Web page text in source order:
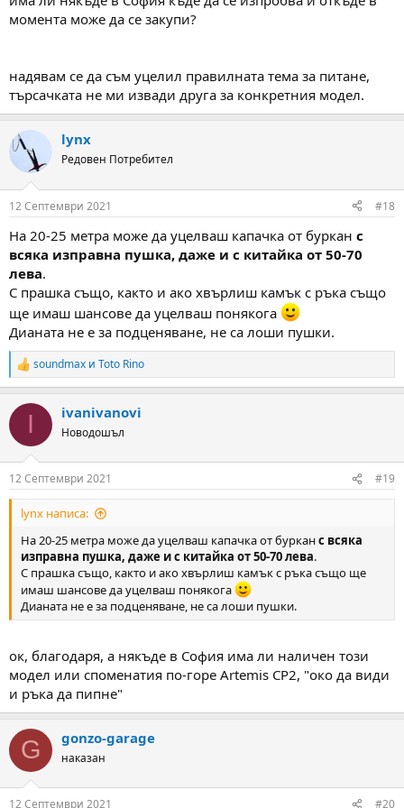
На пищов,... ами не е Щаер. За кеф става. Става и да каже кога
кафето или бирите са повечко...
Мисля, че и с 5,5 чашки ще работи.
В 4,5 заглушава добре. Само механично шракане се чува и
...чашката в мишената.
Това от мен.
Поздрави на всички
момента може да се закупи?
надявам се да съм уцелил правилната тема за питане,
търсачката не ми извади друга за конкретния модел.
lynx
Редовен Потребител
12 Септември 2021 #18
На 20-25 метра може да уцелваш капачка от буркан с
всяка изправна пушка, даже и с китайка от 50-70
лева.
С прашка също, както и ако хвърлиш камък с ръка също
ще имаш шансове да уцелваш понякога
Дианата не е за подценяване, не са лоши пушки.
R
e
c
i
s
:
soundmax и Toto Rino
I ivanivanovi
Новодошъл
12 Септември 2021 #19
lynx написа:
На 20-25 метра може да уцелваш капачка от бурканс всяка
изправна пушка, даже и с китайка от 50-70 лева.
С прашка също, както и ако хвърлиш камък с ръка също ще
имаш шансове да уцелваш понякога
Дианата не е за подценяване, не са лоши пушки.
ок, благодаря, а някъде в София има ли наличен този
модел или споменатия по-горе Artemis CP2, "око да види
и ръка да пипне"
G gonzo-garage
наказан
12 Септември 2021 #20